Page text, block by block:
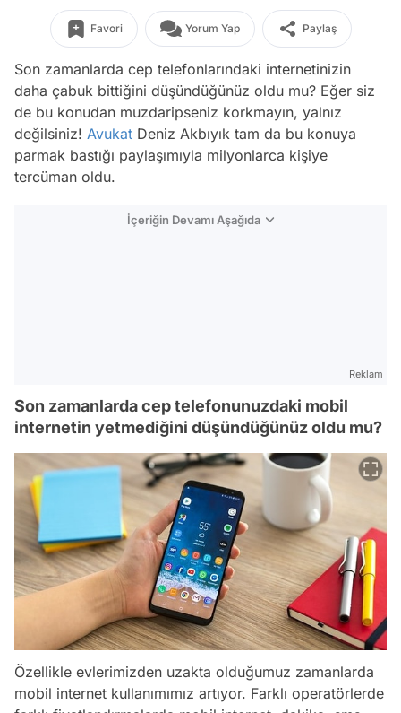
Favori Yorum Yap Paylaş
Son zamanlarda cep telefonlarındaki internetinizin
daha çabuk bittiğini düşündüğünüz oldu mu? Eğer siz
de bu konudan muzdaripseniz korkmayın, yalnız
değilsiniz! Avukat Deniz Akbıyık tam da bu konuya
parmak bastığı paylaşımıyla milyonlarca kişiye
tercüman oldu.
İçeriğin Devamı Aşağıda
Reklam
Son zamanlarda cep telefonunuzdaki mobil
internetin yetmediğini düşündüğünüz oldu mu?
Özellikle evlerimizden uzakta olduğumuz zamanlarda
mobil internet kullanımımız artıyor. Farklı operatörlerde